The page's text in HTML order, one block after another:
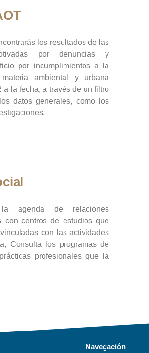
los resultados de las
por denuncias y
por incumplimientos a la
ambiental y urbana
a la fecha, a través de un filtro
datos generales, como los
agenda de relaciones
con centros de estudios que
con las actividades
Consulta los programas de
profesionales que la
Navegación